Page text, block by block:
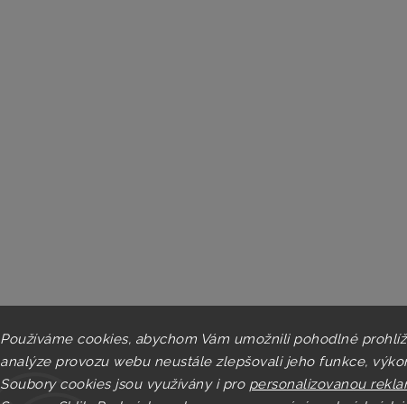
Používáme cookies, abychom Vám umožnili pohodlné
analýze provozu webu neustále zlepšovali jeho funkce,
Soubory cookies jsou využívány i pro personalizovanou